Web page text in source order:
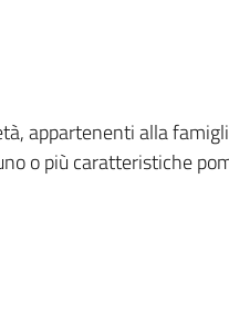
appartenenti alla
o più caratteristiche